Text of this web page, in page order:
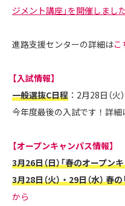
ジメント講座」を開催しまし
進路支援センターの詳細はこ
【入試情報】
一般選抜C日程 ：2月28日（火
今年度最後の入試です！詳細
【オープンキャンパス情報】
3月26日（日）「春のオープン
3月28日（火）・29日（水） 春
から